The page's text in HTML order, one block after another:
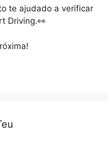
te ajudado a verificar
Driving.👀